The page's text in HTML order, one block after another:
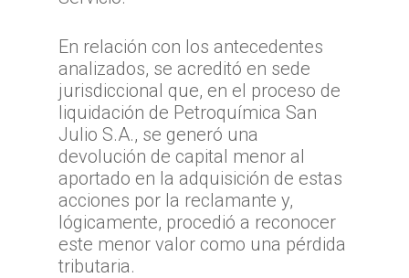
En relación con los antecedentes
analizados, se acreditó en sede
jurisdiccional que, en el proceso de
liquidación de Petroquímica San
Julio S.A., se generó una
devolución de capital menor al
aportado en la adquisición de estas
acciones por la reclamante y,
lógicamente, procedió a reconocer
este menor valor como una pérdida
tributaria.